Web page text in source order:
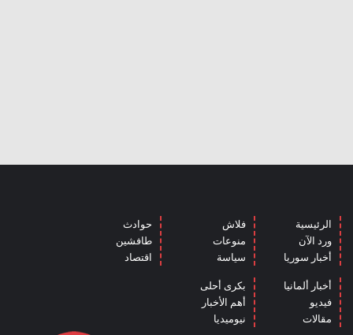
الرئيسية
ورد الآن
أخبار سوريا
فلاش
منوعات
سياسة
حوادث
طافشين
اقتصاد
أخبار ألمانيا
فيديو
مقالات
بكرى أحلى
أهم الأخبار
نيوميديا